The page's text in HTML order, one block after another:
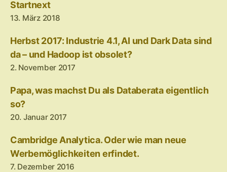
Startnext
13. März 2018
Herbst 2017: Industrie 4.1, AI und Dark Data sind
da – und Hadoop ist obsolet?
2. November 2017
Papa, was machst Du als Databerata eigentlich
so?
20. Januar 2017
Cambridge Analytica. Oder wie man neue
Werbemöglichkeiten erfindet.
7. Dezember 2016